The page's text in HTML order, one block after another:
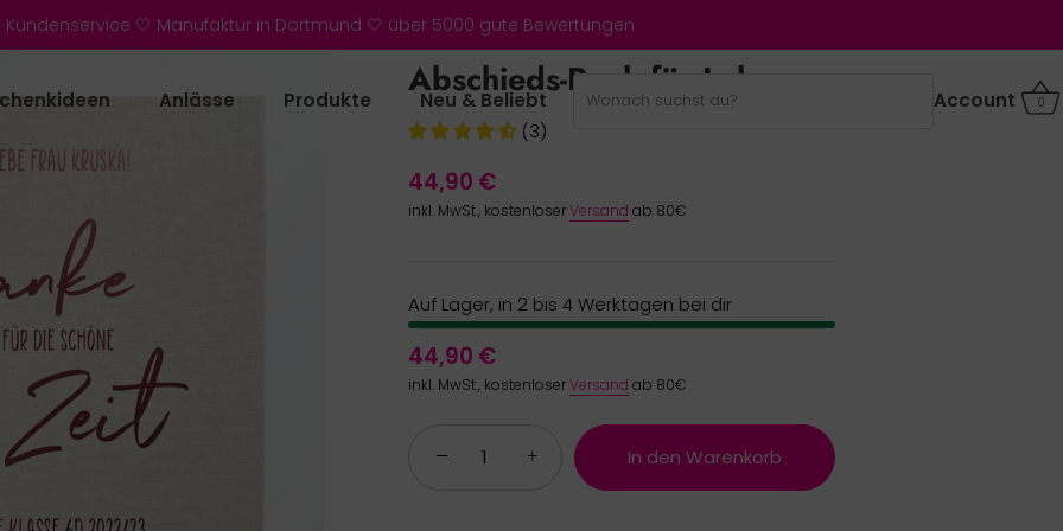
Kundenservice 🤍 Manufaktur in Dortmund 🤍 über 5000 gute Bewertungen
Anlässe Produkte Neu & Beliebt Account 0
Abschieds-Buch für Lehrer
(3)
44,90 €
inkl. MwSt., kostenloserVersand ab 80€
Auf Lager, in 2 bis 4 Werktagen bei dir
44,90 €
inkl. MwSt., kostenloserVersand ab 80€
− + In den Warenkorb